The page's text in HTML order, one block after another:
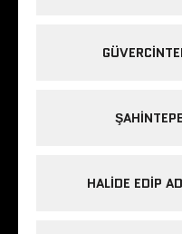
HALIDE EDIP